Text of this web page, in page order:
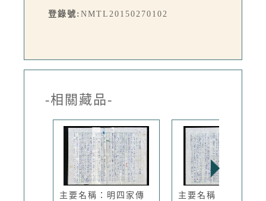
登錄號: NMTL20150270102
-相關藏品-
主要名稱：明四家傳 主要名稱：明四家傳